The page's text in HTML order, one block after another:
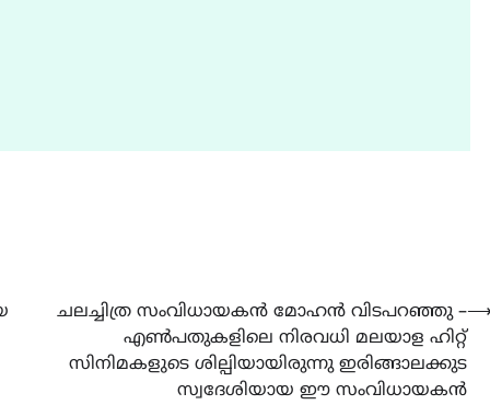
ചലച്ചിത്ര സംവിധായകൻ മോഹൻ വിടപറഞ്ഞു –
എൺപതുകളിലെ നിരവധി മലയാള ഹിറ്റ്
സിനിമകളുടെ ശില്പിയായിരുന്നു ഇരിങ്ങാലക്കുട
സ്വദേശിയായ ഈ സംവിധായകൻ